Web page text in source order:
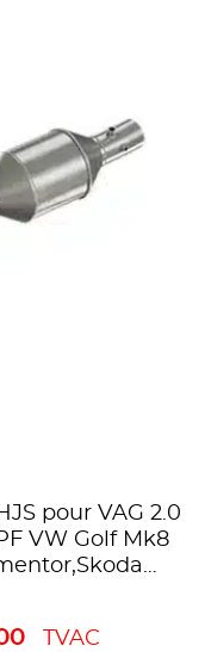
pour VAG 2.0
VW Golf Mk8
TVAC